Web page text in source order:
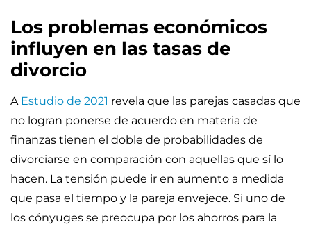
Los problemas económicos
influyen en las tasas de
divorcio
A Estudio de 2021 revela que las parejas casadas que
no logran ponerse de acuerdo en materia de
finanzas tienen el doble de probabilidades de
divorciarse en comparación con aquellas que sí lo
hacen. La tensión puede ir en aumento a medida
que pasa el tiempo y la pareja envejece. Si uno de
los cónyuges se preocupa por los ahorros para la